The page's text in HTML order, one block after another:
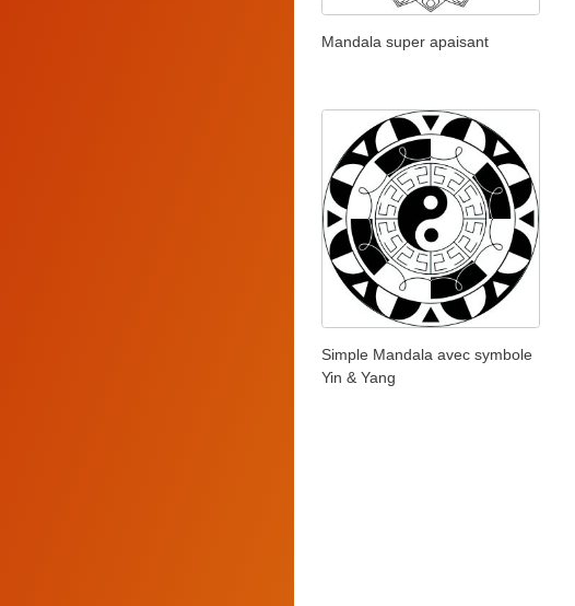
Mandala super apaisant
Simple Mandala avec symbole
Yin & Yang